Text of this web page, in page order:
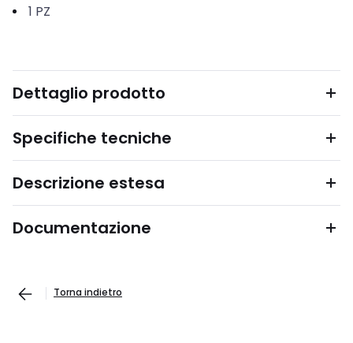
1 PZ
Dettaglio prodotto
Specifiche tecniche
Descrizione estesa
Documentazione
Torna indietro